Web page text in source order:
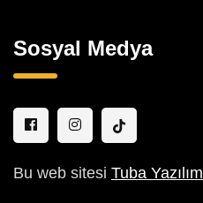
Sosyal Medya
Bu web sitesi Tuba Yazılım